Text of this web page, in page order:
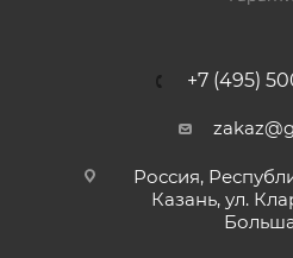
+7 (495)
Россия,
Казань, ул.